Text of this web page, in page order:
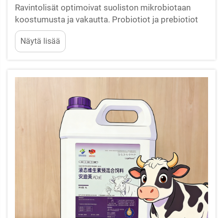
Ravintolisät optimoivat suoliston mikrobiotaan
koostumusta ja vakautta. Probiotiot ja prebiotiot
edistävät hyödyllisiä taksonomisia ryhmiä ja
tukahduttavat patogeenejä. Probiottilisäaineiden
käyttö tuo eläviä mikro-organismeja, jotka
rikastuttaen...
Näytä lisää